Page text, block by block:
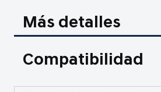
Más detalles
Compatibilidad